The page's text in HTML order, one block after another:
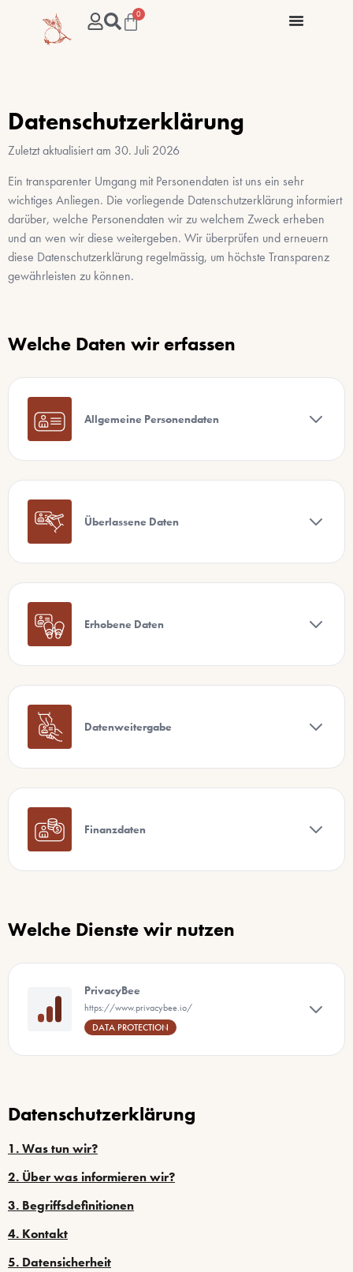
0
Datenschutzerklärung
Zuletzt aktualisiert am 30. Juli 2026
Ein transparenter Umgang mit Personendaten ist uns ein sehr
wichtiges Anliegen. Die vorliegende Datenschutzerklärung informiert
darüber, welche Personendaten wir zu welchem Zweck erheben
und an wen wir diese weitergeben. Wir überprüfen und erneuern
diese Datenschutzerklärung regelmässig, um höchste Transparenz
gewährleisten zu können.
Welche Daten wir erfassen
Allgemeine Personendaten
Überlassene Daten
Erhobene Daten
Datenweitergabe
Finanzdaten
Welche Dienste wir nutzen
PrivacyBee
https://www.privacybee.io/
DATA PROTECTION
Datenschutzerklärung
1. Was tun wir?
2. Über was informieren wir?
3. Begriffsdefinitionen
4. Kontakt
5. Datensicherheit